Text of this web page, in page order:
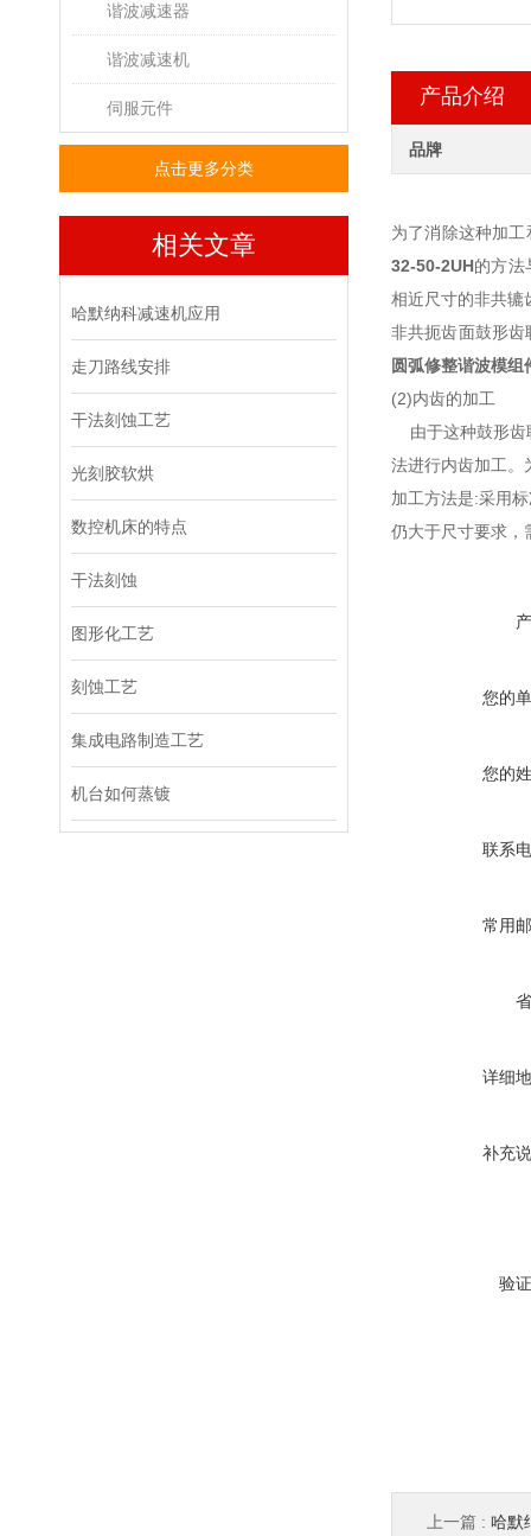
谐波减速器
谐波减速机
伺服元件
点击更多分类
相关文章
哈默纳科减速机应用
走刀路线安排
干法刻蚀工艺
光刻胶软烘
数控机床的特点
干法刻蚀
图形化工艺
刻蚀工艺
集成电路制造工艺
机台如何蒸镀
产品介绍
品牌
为了消除这种加
32-50-2UH的方法
相近尺寸的非共辘
非共扼齿面鼓形
圆弧修整谐波模组
(2)内齿的加工
由于这种鼓形齿
法进行内齿加工。
加工方法是:采用
仍大于尺寸要求，
您的
您的
联系
常用
详细
补充
验
上一篇 : 哈默